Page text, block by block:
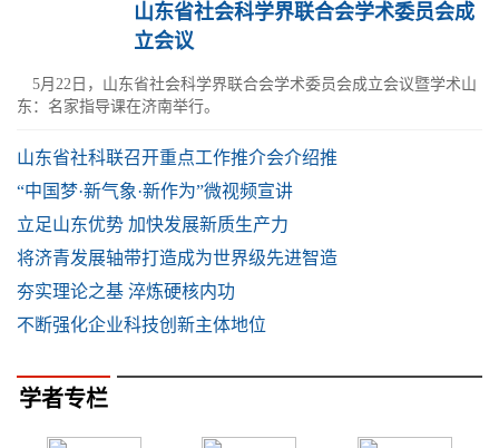
山东省社会科学界联合会学术委员会成
立会议
5月22日，山东省社会科学界联合会学术委员会成立会议暨学术山
东：名家指导课在济南举行。
山东省社科联召开重点工作推介会介绍推
“中国梦·新气象·新作为”微视频宣讲
立足山东优势 加快发展新质生产力
将济青发展轴带打造成为世界级先进智造
夯实理论之基 淬炼硬核内功
不断强化企业科技创新主体地位
学者专栏